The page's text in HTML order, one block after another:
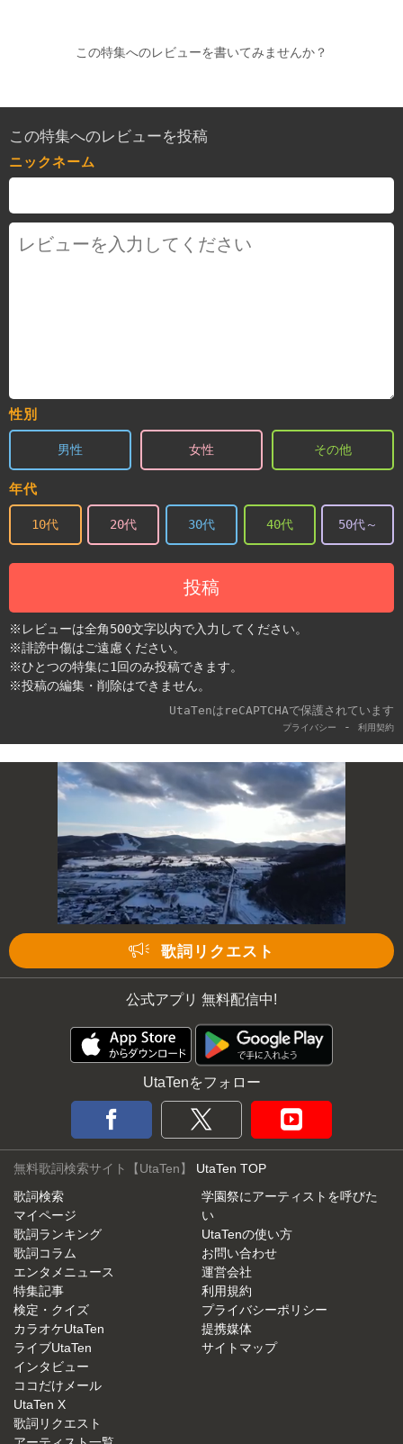
この特集へのレビューを書いてみませんか？
この特集へのレビューを投稿
ニックネーム
性別
男性 女性 その他
年代
10代 20代 30代 40代 50代～
投稿
※レビューは全角500文字以内で入力してください。
※誹謗中傷はご遠慮ください。
※ひとつの特集に1回のみ投稿できます。
※投稿の編集・削除はできません。
UtaTenはreCAPTCHAで保護されています
プライバシー - 利用契約
歌詞リクエスト
公式アプリ 無料配信中!
UtaTenをフォロー
無料歌詞検索サイト【UtaTen】 UtaTen TOP
歌詞検索
マイページ
歌詞ランキング
歌詞コラム
エンタメニュース
特集記事
検定・クイズ
カラオケUtaTen
ライブUtaTen
インタビュー
ココだけメール
UtaTen X
歌詞リクエスト
学園祭にアーティストを呼びた
い
UtaTenの使い方
お問い合わせ
運営会社
利用規約
プライバシーポリシー
提携媒体
サイトマップ